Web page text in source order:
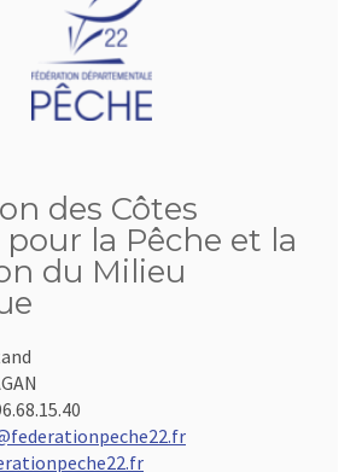
des Côtes
la Pêche et la
du Milieu